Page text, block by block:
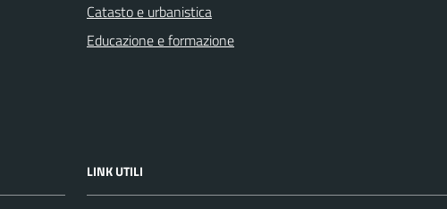
Catasto e urbanistica
Educazione e formazione
LINK UTILI